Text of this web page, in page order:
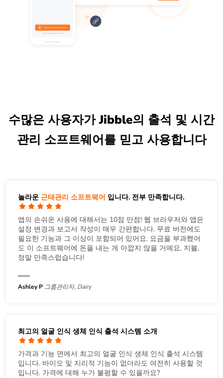
수많은 사용자가 Jibble의 출석 및 시간
관리 소프트웨어를 믿고 사용합니다
놀라운 근태관리 소프트웨어 입니다. 전부 만족합니다.
앱의 손쉬운 사용에 대해서는 10점 만점! 웹 브라우저와 앱은
설정 변경과 보고서 작성이 매우 간편합니다. 무료 버전에도
필요한 기능과 그 이상이 포함되어 있어요. 요금을 부과했어
도 이 소프트웨어에 돈을 내는 게 아깝지 않을 거예요. 지블,
정말 만족스럽습니다!
Ashley P 그룹관리자, Dairy
최고의 얼굴 인식 생체 인식 출석 시스템 소개
가격과 기능 면에서 최고의 얼굴 인식 생체 인식 출석 시스템
입니다. 바이오 및 지리적 기능이 없더라도 여전히 사용할 것
입니다. 가격에 대해 누가 불평할 수 있을까요?